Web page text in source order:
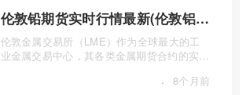
伦敦铅期货实时行情最新(伦敦铝锡期货实时行情)
伦敦金属交易所（LME）作为全球最大的工
业金属交易中心，其各类金属期货合约的实时
· 8个月前